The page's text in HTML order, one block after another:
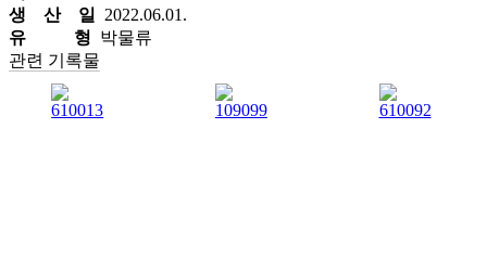
생 산 일
2022.06.01.
유 형
박물류
관련 기록물